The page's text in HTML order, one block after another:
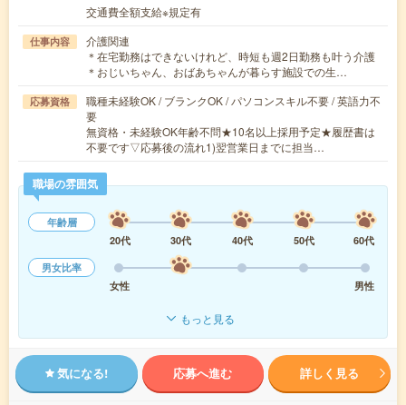
交通費全額支給※規定有
仕事内容
介護関連
＊在宅勤務はできないけれど、時短も週2日勤務も叶う介護
＊おじいちゃん、おばあちゃんが暮らす施設での生…
応募資格
職種未経験OK / ブランクOK / パソコンスキル不要 / 英語力不
要
無資格・未経験OK年齢不問★10名以上採用予定★履歴書は
不要です▽応募後の流れ1)翌営業日までに担当…
職場の雰囲気
年齢層
20代
30代 40代 50代
60代
男女比率
女性
男性
もっと見る
気になる! 応募へ進む 詳しく見る